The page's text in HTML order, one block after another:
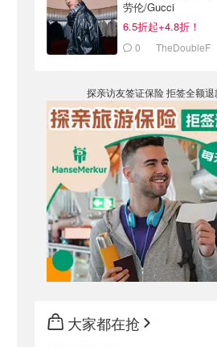
劳伦/Gucci
6.5折起+4.8折！
0 TheDoubleF
探亲访友签证保险 拒签全额退
大家都在抢